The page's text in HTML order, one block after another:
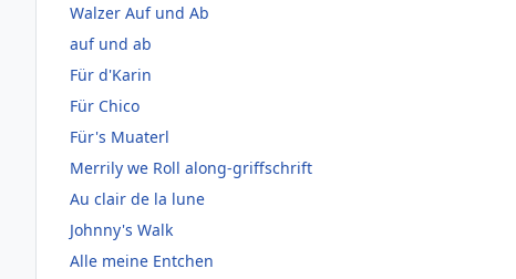
Walzer Auf und Ab
auf und ab
Für d'Karin
Für Chico
Für's Muaterl
Merrily we Roll along-griffschrift
Au clair de la lune
Johnny's Walk
Alle meine Entchen